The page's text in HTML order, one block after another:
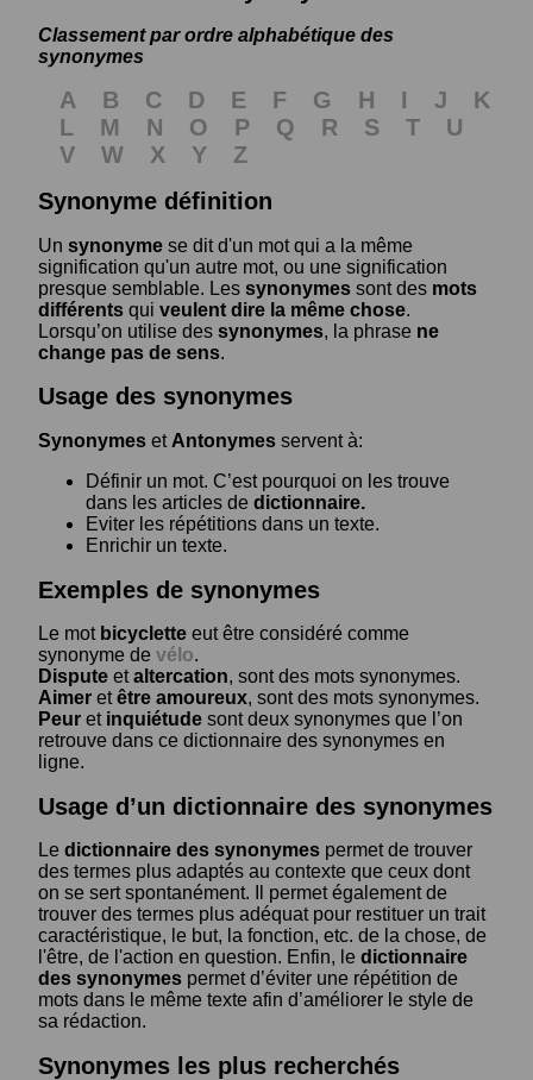
Classement par ordre alphabétique des
synonymes
A B C D E F G H I J
K
L
M N O P Q R S T
U
V
W X Y
Z
Synonyme définition
Un synonyme se dit d'un mot qui a la même
signification qu'un autre mot, ou une signification
presque semblable. Les synonymes sont des mots
différents qui veulent dire la même chose.
Lorsqu’on utilise des synonymes, la phrase ne
change pas de sens.
Usage des synonymes
Synonymes et Antonymes servent à:
Définir un mot. C’est pourquoi on les trouve
dans les articles de dictionnaire.
Eviter les répétitions dans un texte.
Enrichir un texte.
Exemples de synonymes
Le mot bicyclette eut être considéré comme
synonyme de vélo.
Dispute etaltercation, sont des mots synonymes.
Aimer etêtre amoureux, sont des mots synonymes.
Peur et inquiétude sont deux synonymes que l’on
retrouve dans ce dictionnaire des synonymes en
ligne.
Usage d’un dictionnaire des synonymes
Le dictionnaire des synonymes permet de trouver
des termes plus adaptés au contexte que ceux dont
on se sert spontanément. Il permet également de
trouver des termes plus adéquat pour restituer un trait
caractéristique, le but, la fonction, etc. de la chose, de
l'être, de l'action en question. Enfin, le dictionnaire
des synonymes permet d’éviter une répétition de
mots dans le même texte afin d’améliorer le style de
sa rédaction.
Synonymes les plus recherchés